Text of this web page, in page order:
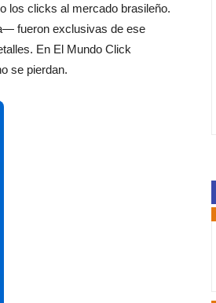
los clicks al mercado brasileño.
fueron exclusivas de ese
En El Mundo Click
se pierdan.